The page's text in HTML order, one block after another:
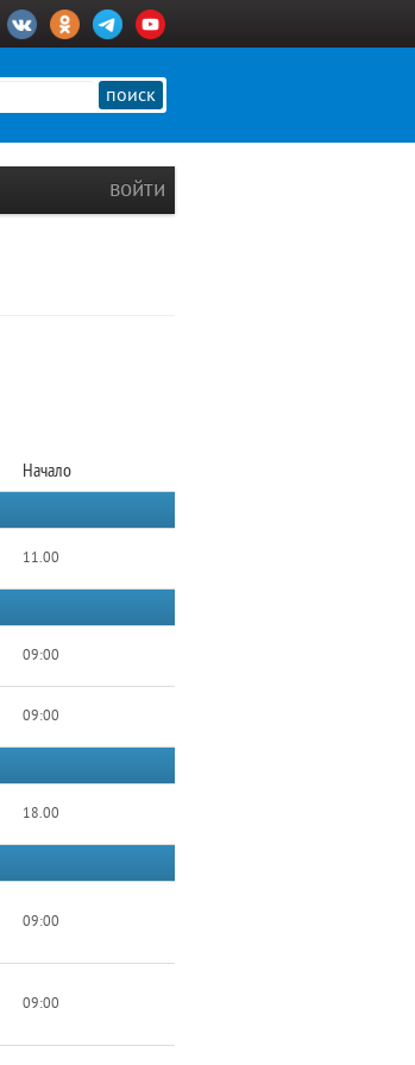
поиск
войти
Начало
11.00
09:00
09:00
18.00
09:00
09:00